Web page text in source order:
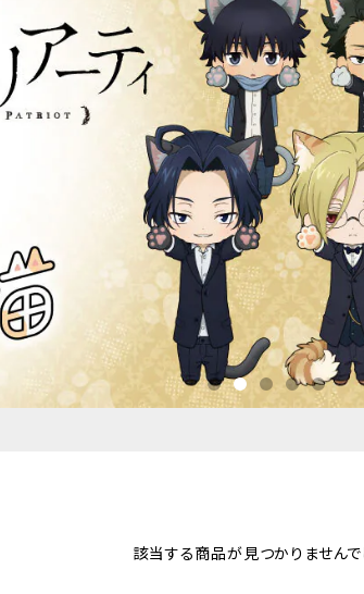
該当する商品が見つかりませんで